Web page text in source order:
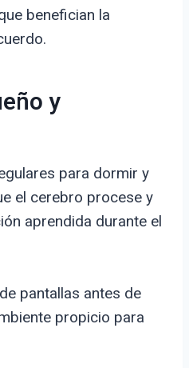
benefician la
y
para dormir y
el cerebro procese y
aprendida durante el
pantallas antes de
propicio para